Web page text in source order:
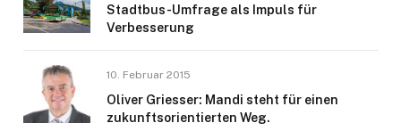
Stadtbus-Umfrage als Impuls für
Verbesserung
10. Februar 2015
Oliver Griesser: Mandi steht für einen
zukunftsorientierten Weg.